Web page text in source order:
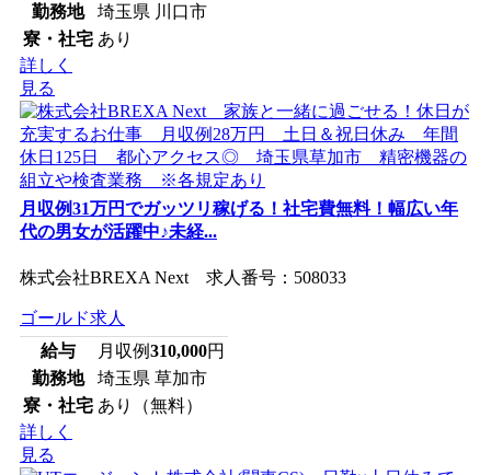
勤務地
埼玉県 川口市
寮・社宅 あり
詳しく
見る
月収例31万円でガッツリ稼げる！社宅費無料！幅広い年
代の男女が活躍中♪未経...
株式会社BREXA Next 求人番号：508033
ゴールド求人
給与
月収例310,000円
勤務地
埼玉県 草加市
寮・社宅 あり（無料）
詳しく
見る